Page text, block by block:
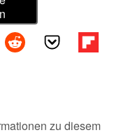
zu diesem